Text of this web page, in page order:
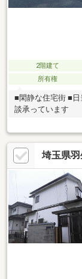
2階建て
所有権
■閑静な住宅街 ■
談承っています
埼玉県